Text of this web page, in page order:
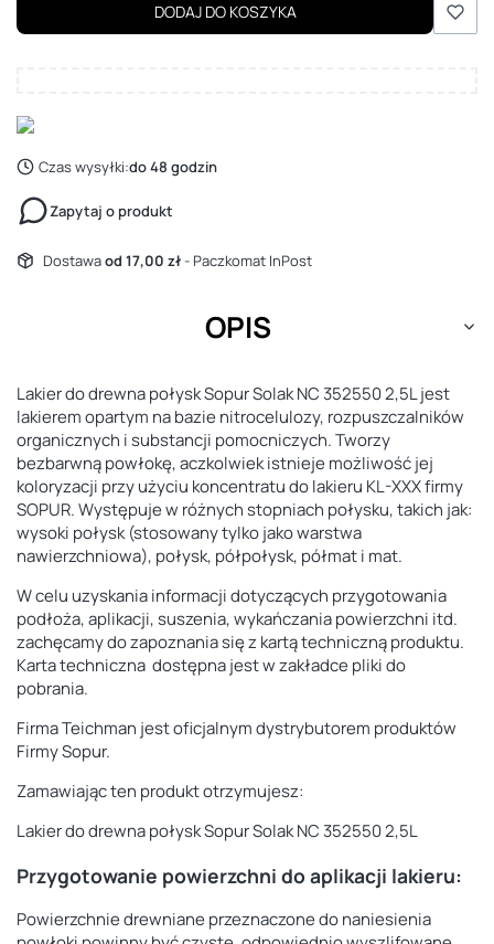
DODAJ DO KOSZYKA
Czas wysyłki:do 48 godzin
Zapytaj o produkt
Dostawaod 17,00 zł- Paczkomat InPost
OPIS
Lakier do drewna połysk Sopur Solak NC 352550 2,5L jest
lakierem opartym na bazie nitrocelulozy, rozpuszczalników
organicznych i substancji pomocniczych. Tworzy
bezbarwną powłokę, aczkolwiek istnieje możliwość jej
koloryzacji przy użyciu koncentratu do lakieru KL-XXX firmy
SOPUR. Występuje w różnych stopniach połysku, takich jak:
wysoki połysk (stosowany tylko jako warstwa
nawierzchniowa), połysk, półpołysk, półmat i mat.
W celu uzyskania informacji dotyczących przygotowania
podłoża, aplikacji, suszenia, wykańczania powierzchni itd.
zachęcamy do zapoznania się z kartą techniczną produktu.
Karta techniczna dostępna jest w zakładce pliki do
pobrania.
Firma Teichman jest oficjalnym dystrybutorem produktów
Firmy Sopur.
Zamawiając ten produkt otrzymujesz:
Lakier do drewna połysk Sopur Solak NC 352550 2,5L
Przygotowanie powierzchni do aplikacji lakieru:
Powierzchnie drewniane przeznaczone do naniesienia